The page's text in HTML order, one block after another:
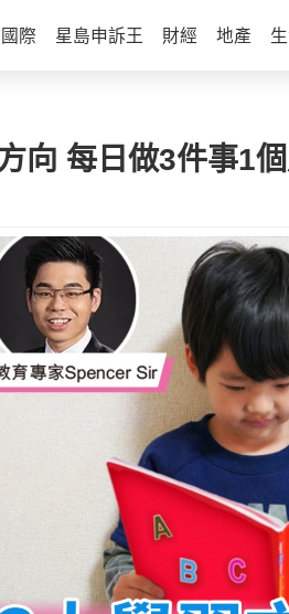
國際 星島申訴王 財經 地產
向 每日做3件事1